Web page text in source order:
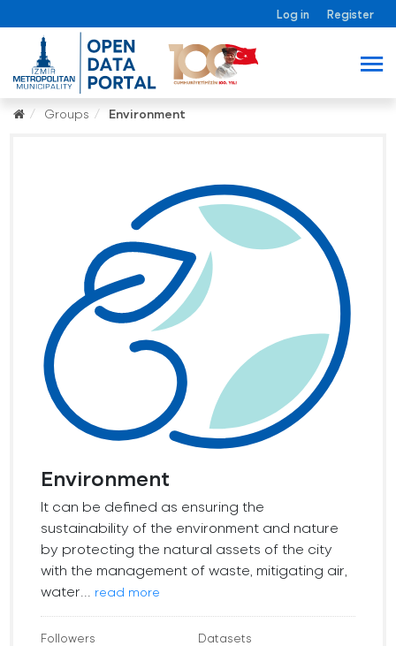
Log in Register
Groups Environment
Environment
It can be defined as ensuring the
sustainability of the environment and nature
by protecting the natural assets of the city
with the management of waste, mitigating air,
water...
read more
Followers Datasets